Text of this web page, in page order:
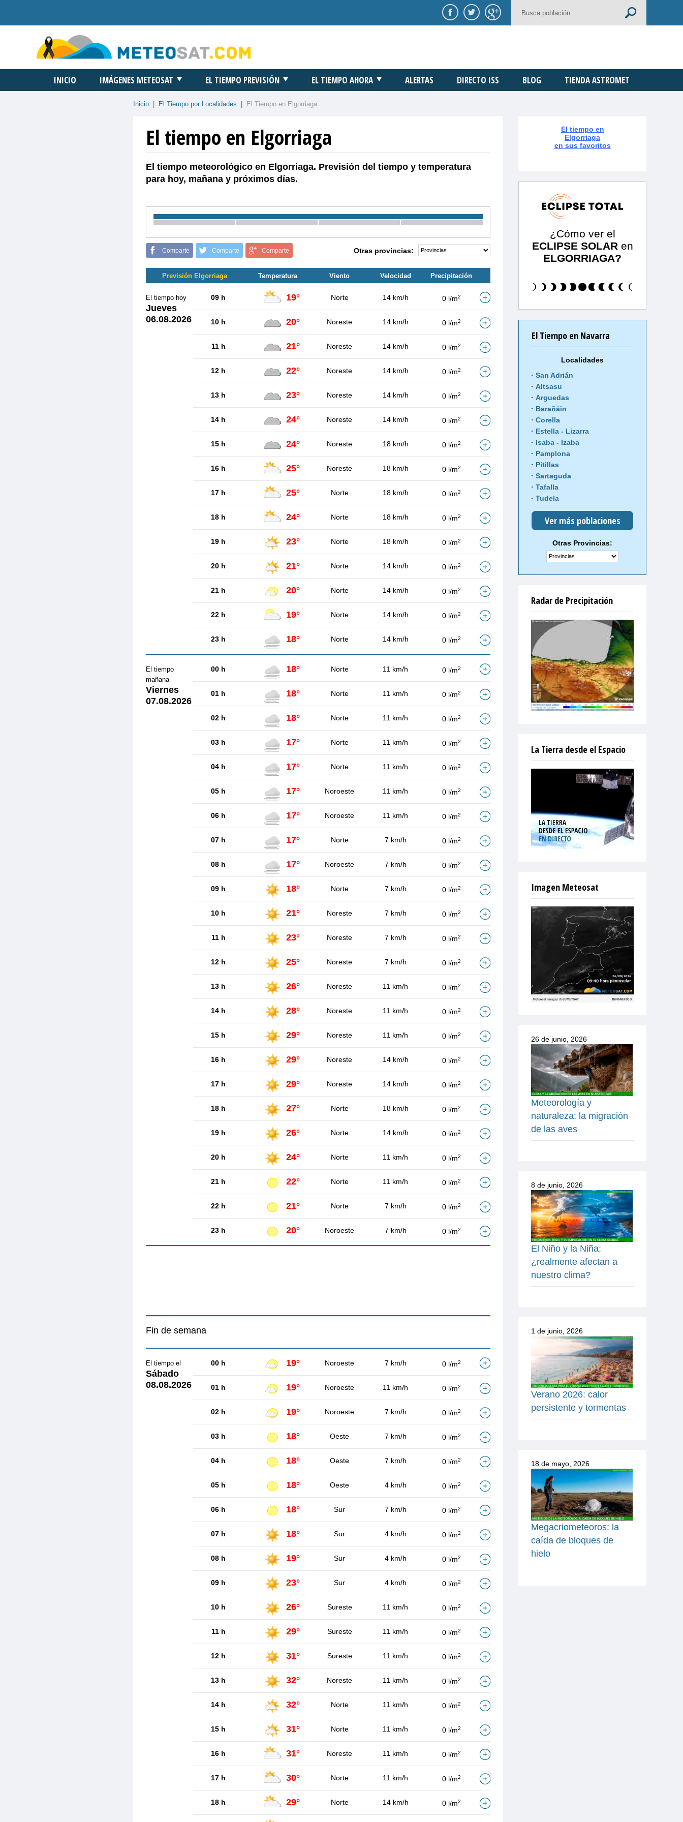
INICIO IMÁGENES METEOSAT EL TIEMPO PREVISIÓN EL TIEMPO AHORA ALERTAS DIRECTO ISS BLOG TIENDA ASTROMET
Inicio El Tiempo por Localidades El Tiempo en Elgorriaga
El tiempo en Elgorriaga
El tiempo meteorológico en Elgorriaga. Previsión del tiempo y temperatura
para hoy, mañana y próximos días.
Comparte Comparte Comparte Otras provincias:
Previsión Elgorriaga Temperatura Viento Velocidad Precipitación
El tiempo hoy
Jueves
06.08.2026
09 h 19° Norte 14 km/h 0 l/m2
10 h 20° Noreste 14 km/h 0 l/m2
11 h 21° Noreste 14 km/h 0 l/m2
12 h 22° Noreste 14 km/h 0 l/m2
13 h 23° Noreste 14 km/h 0 l/m2
14 h 24° Noreste 14 km/h 0 l/m2
15 h 24° Noreste 18 km/h 0 l/m2
16 h 25° Noreste 18 km/h 0 l/m2
17 h 25° Norte 18 km/h 0 l/m2
18 h 24° Norte 18 km/h 0 l/m2
19 h 23° Norte 18 km/h 0 l/m2
20 h 21° Norte 14 km/h 0 l/m2
21 h 20° Norte 14 km/h 0 l/m2
22 h 19° Norte 14 km/h 0 l/m2
23 h 18° Norte 14 km/h 0 l/m2
El tiempo
mañana
Viernes
07.08.2026
00 h 18° Norte 11 km/h 0 l/m2
01 h 18° Norte 11 km/h 0 l/m2
02 h 18° Norte 11 km/h 0 l/m2
03 h 17° Norte 11 km/h 0 l/m2
04 h 17° Norte 11 km/h 0 l/m2
05 h 17° Noroeste 11 km/h 0 l/m2
06 h 17° Noroeste 11 km/h 0 l/m2
07 h 17° Norte 7 km/h 0 l/m2
08 h 17° Noroeste 7 km/h 0 l/m2
09 h 18° Norte 7 km/h 0 l/m2
10 h 21° Noreste 7 km/h 0 l/m2
11 h 23° Noreste 7 km/h 0 l/m2
12 h 25° Noreste 7 km/h 0 l/m2
13 h 26° Noreste 11 km/h 0 l/m2
14 h 28° Noreste 11 km/h 0 l/m2
15 h 29° Noreste 11 km/h 0 l/m2
16 h 29° Noreste 14 km/h 0 l/m2
17 h 29° Noreste 14 km/h 0 l/m2
18 h 27° Norte 18 km/h 0 l/m2
19 h 26° Norte 14 km/h 0 l/m2
20 h 24° Norte 11 km/h 0 l/m2
21 h 22° Norte 11 km/h 0 l/m2
22 h 21° Norte 7 km/h 0 l/m2
23 h 20° Noroeste 7 km/h 0 l/m2
Fin de semana
El tiempo el
Sábado
08.08.2026
00 h 19° Noroeste 7 km/h 0 l/m2
01 h 19° Noroeste 11 km/h 0 l/m2
02 h 19° Noroeste 7 km/h 0 l/m2
03 h 18° Oeste 7 km/h 0 l/m2
04 h 18° Oeste 7 km/h 0 l/m2
05 h 18° Oeste 4 km/h 0 l/m2
06 h 18° Sur 7 km/h 0 l/m2
07 h 18° Sur 4 km/h 0 l/m2
08 h 19° Sur 4 km/h 0 l/m2
09 h 23° Sur 4 km/h 0 l/m2
10 h 26° Sureste 11 km/h 0 l/m2
11 h 29° Sureste 11 km/h 0 l/m2
12 h 31° Sureste 11 km/h 0 l/m2
13 h 32° Noreste 11 km/h 0 l/m2
14 h 32° Norte 11 km/h 0 l/m2
15 h 31° Norte 11 km/h 0 l/m2
16 h 31° Noreste 11 km/h 0 l/m2
17 h 30° Norte 11 km/h 0 l/m2
18 h 29° Norte 14 km/h 0 l/m2
El tiempo en
Elgorriaga
en sus favoritos
¿Cómo ver el
ECLIPSE SOLAR en
ELGORRIAGA?
El Tiempo en Navarra
Localidades
San Adrián
Altsasu
Arguedas
Barañáin
Corella
Estella - Lizarra
Isaba - Izaba
Pamplona
Pitillas
Sartaguda
Tafalla
Tudela
Ver más poblaciones
Otras Provincias:
Radar de Precipitación
La Tierra desde el Espacio
Imagen Meteosat
26 de junio, 2026
Meteorología y
naturaleza: la migración
de las aves
8 de junio, 2026
El Niño y la Niña:
¿realmente afectan a
nuestro clima?
1 de junio, 2026
Verano 2026: calor
persistente y tormentas
18 de mayo, 2026
Megacriometeoros: la
caída de bloques de
hielo